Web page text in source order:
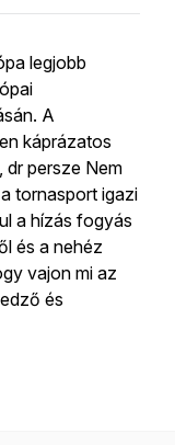
legjobb
A
káprázatos
dr persze Nem
tornasport igazi
a hízás fogyás
és a nehéz
vajon mi az
és